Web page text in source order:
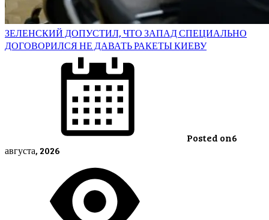
ЗЕЛЕНСКИЙ ДОПУСТИЛ, ЧТО ЗАПАД СПЕЦИАЛЬНО
ДОГОВОРИЛСЯ НЕ ДАВАТЬ РАКЕТЫ КИЕВУ
Posted on6
августа, 2026